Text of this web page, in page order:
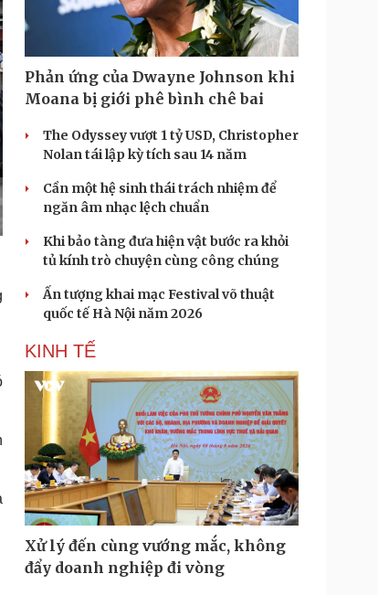
Phản ứng của Dwayne Johnson khi
Moana bị giới phê bình chê bai
The Odyssey vượt 1 tỷ USD, Christopher
Nolan tái lập kỳ tích sau 14 năm
Cần một hệ sinh thái trách nhiệm để
ngăn âm nhạc lệch chuẩn
Khi bảo tàng đưa hiện vật bước ra khỏi
tủ kính trò chuyện cùng công chúng
Ấn tượng khai mạc Festival võ thuật
quốc tế Hà Nội năm 2026
KINH TẾ
Xử lý đến cùng vướng mắc, không
đẩy doanh nghiệp đi vòng